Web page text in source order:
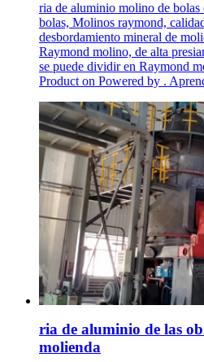
ria de aluminio molino de
bolas, Molinos raymond,
desbordamiento mineral de
Raymond molino, de alta
se puede dividir en Raymond
Product on Powered by .
ria de aluminio de las
molienda